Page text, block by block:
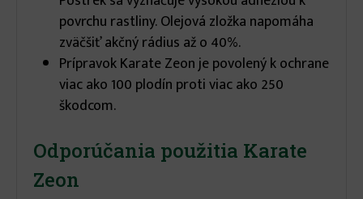
povrchu rastliny. Olejová zložka napomáha
zväčšiť akčný rádius až o 40%.
Prípravok Karate Zeon je povolený k ochrane
viac ako 100 plodín proti viac ako 250
škodcom.
Odporúčania použitia Karate
Zeon